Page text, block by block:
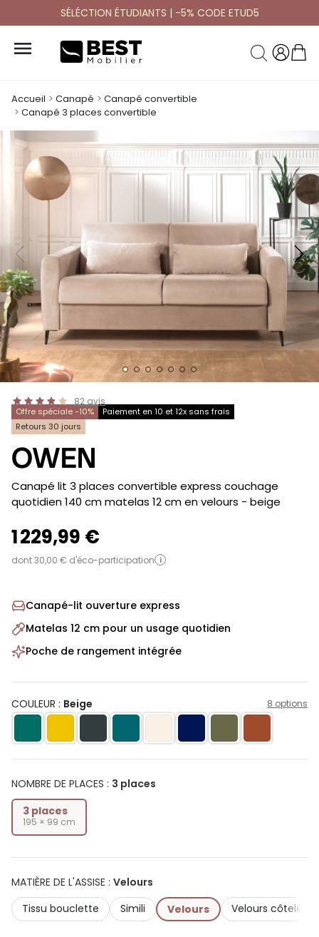
SÉLÉCTION ÉTUDIANTS | -5% CODE ETUD5

Accueil Canapé
Canapé convertible
Canapé 3 places convertible
82 avis
Offre spéciale -10%
Paiement en 10 et 12x sans frais
Retours 30 jours
OWEN
-
Canapé lit 3 places convertible express couchage
quotidien 140 cm matelas 12 cm en velours - beige
1 229,99 €
dont 30,00 € d'éco-participation i
Canapé-lit ouverture express
Matelas 12 cm pour un usage quotidien
Poche de rangement intégrée
COULEUR : Beige 8 options
NOMBRE DE PLACES : 3 places
3 places
195 × 99 cm
MATIÈRE DE L'ASSISE : Velours
Tissu bouclette
Simili Velours Velours côtelé